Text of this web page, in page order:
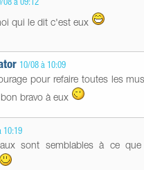
08 à 09:12
qui le dit c'est eux
10/08 à 10:09
pour refaire toutes les
bravo à eux
10:19
sont semblables à ce